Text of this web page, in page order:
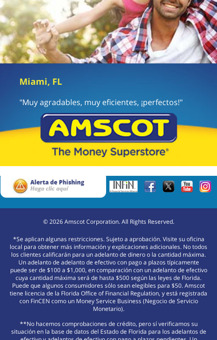
Miami, FL
"Muy agradables, muy eficientes, ¡perfectos!"
©2026Amscot Corporation. All Rights Reserved.
*Se aplican algunas restricciones. Sujeto a aprobación. Visite su oficina
local para obtener más información y explicaciones adicionales. No todos
los clientes calificarán para un adelanto de dinero o la cantidad máxima.
Un adelanto de adelanto de efectivo con pago a plazos típicamente
puede ser de $100 a $1,000, en comparación con un adelanto de efectivo
cuya cantidad máxima será de hasta $500 según las leyes de Florida.
Puede que algunos consumidores sólo sean elegibles para $50. Amscot
tiene licencia de la Florida Office of Financial Regulation, y está registrada
con FinCEN como un Money Service Business (Negocio de Servicio
Monetario).
**No hacemos comprobaciones de crédito, pero sí verificamos su
situación en la base de datos del Estado de Florida para los adelantos de